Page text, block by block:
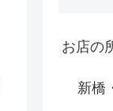
お店の
新橋